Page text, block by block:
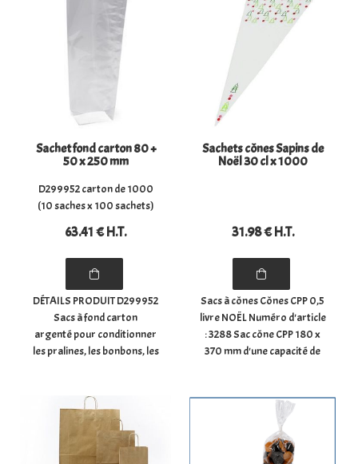
- Dimensions du sachet à
plat : (largeur) 10 cm x
profondeur (6) ...
les épices, ... - Dimensions du
sachet à plat : (largeur)
Sachet fond carton 80 +
50 x 250 mm
D299952 carton de 1000
(10 saches x 100 sachets)
63.41€H.T.
DÉTAILS PRODUIT D299952
Sacs à fond carton
argenté pour conditionner
les pralines, les bonbons, les
- Dimensions du sachet à
plat : (largeur) 8 cm x
profondeur (5) (hauteur) ...
Sachets cônes Sapins de
Noël 30 cl x 1000
31.98€ H.T.
Sacs à cônes Cônes CPP 0,5
livre NOËL Numéro d'article
: 3288 Sac cône CPP 180 x
370 mm d'une capacité de
Noël verts et de pois
rouges. Grâce au motif de
Noël, ...